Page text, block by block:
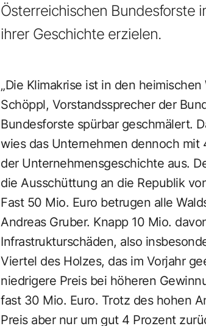
Österreichischen Bundesforste
ihrer Geschichte erzielen.
„Die Klimakrise ist in den
Schöppl, Vorstandssprecher der
Bundesforste spürbar geschmälert.
wies das Unternehmen dennoch
der Unternehmensgeschichte aus.
die Ausschüttung an die Republik
Fast 50 Mio. Euro betrugen alle
Andreas Gruber. Knapp 10 Mio.
Infrastrukturschäden, also
Viertel des Holzes, das im Vorjahr
niedrigere Preis bei höheren
fast 30 Mio. Euro. Trotz des hohen
Preis aber nur um gut 4 Prozent